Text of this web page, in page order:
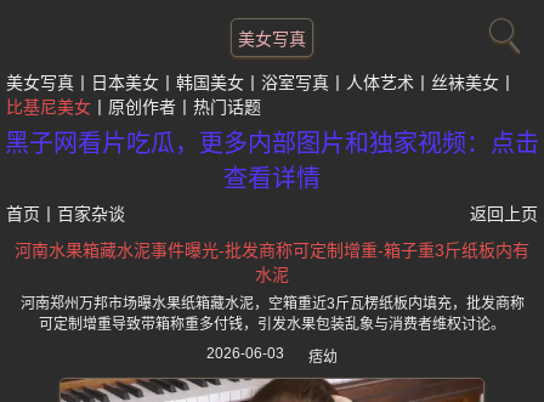
美女写真
美女写真 日本美女 韩国美女 浴室写真 人体艺术
丝袜美女
比基尼美女
原创作者 热门话题
黑子网看片吃瓜，更多内部图片和独家视频：点击
查看详情
首页 百家杂谈
返回上页
河南水果箱藏水泥事件曝光-批发商称可定制增重-箱子重3斤纸板内有
水泥
河南郑州万邦市场曝水果纸箱藏水泥，空箱重近3斤瓦楞纸板内填充，批发商称
可定制增重导致带箱称重多付钱，引发水果包装乱象与消费者维权讨论。
2026-06-03
痞幼